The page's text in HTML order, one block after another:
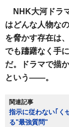
NHK大河ドラ
はどんな人物な
を脅かす存在は
でも躊躇なく手
だ。ドラマで描
という――。
関連記事
指示に従わない｢く
る"最強質問"